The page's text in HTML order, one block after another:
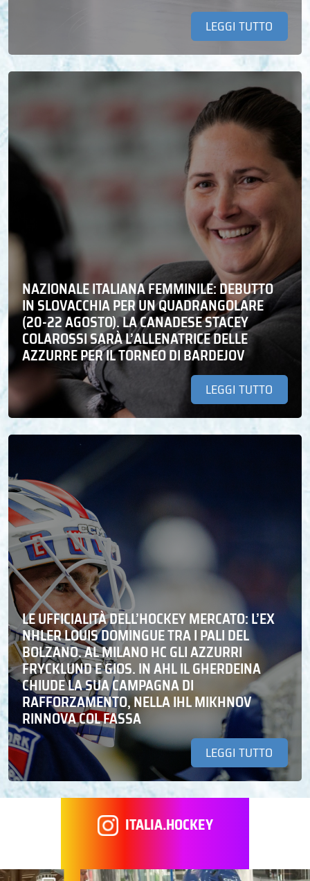
LEGGI TUTTO
NAZIONALE ITALIANA FEMMINILE: DEBUTTO
IN SLOVACCHIA PER UN QUADRANGOLARE
(20-22 AGOSTO). LA CANADESE STACEY
COLAROSSI SARÀ L’ALLENATRICE DELLE
AZZURRE PER IL TORNEO DI BARDEJOV
LEGGI TUTTO
LE UFFICIALITÀ DELL’HOCKEY MERCATO: L’EX
NHLER LOUIS DOMINGUE TRA I PALI DEL
BOLZANO. AL MILANO HC GLI AZZURRI
FRYCKLUND E GIOS. IN AHL IL GHERDEINA
CHIUDE LA SUA CAMPAGNA DI
RAFFORZAMENTO, NELLA IHL MIKHNOV
RINNOVA COL FASSA
LEGGI TUTTO
ITALIA.HOCKEY